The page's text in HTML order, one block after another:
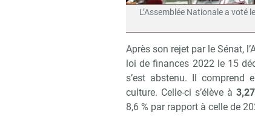
L’Assemblée Nationale a voté
Après son rejet par le Sénat,
loi de finances 2022 le 15
s’est abstenu. Il comprend
culture. Celle-ci s’élève à
8,6 % par rapport à celle de